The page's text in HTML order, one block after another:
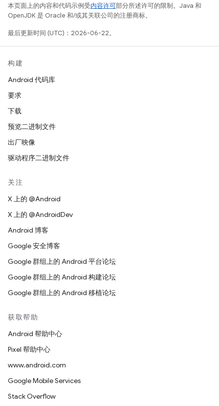
本页面上的内容和代码示例受内容许可部分所述许可的限制。Java 和
OpenJDK 是 Oracle 和/或其关联公司的注册商标。
最后更新时间 (UTC)：2026-06-22。
构建
Android 代码库
要求
下载
预览二进制文件
出厂映像
驱动程序二进制文件
关注
X 上的 @Android
X 上的 @AndroidDev
Android 博客
Google 安全博客
Google 群组上的 Android 平台论坛
Google 群组上的 Android 构建论坛
Google 群组上的 Android 移植论坛
获取帮助
Android 帮助中心
Pixel 帮助中心
www.android.com
Google Mobile Services
Stack Overflow